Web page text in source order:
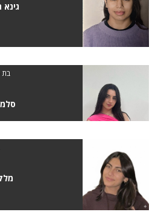
בת 15 | 1.55